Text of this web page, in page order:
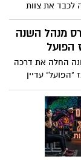
לכבד את צוות
מעשה ידיה! כך
שמיר
מנהל השנה
הפועל
החלה את דרכה
"הפועל" עדיין
ולא פלא
הם העניקו
בשעתו לשחק
נס ציונה".